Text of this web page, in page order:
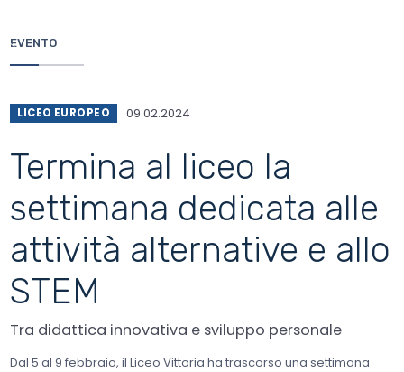
principale
EVENTO
LICEO EUROPEO 09.02.2024
Termina al liceo la
settimana dedicata alle
attività alternative e allo
STEM
Tra didattica innovativa e sviluppo personale
Dal 5 al 9 febbraio, il Liceo Vittoria ha trascorso una settimana